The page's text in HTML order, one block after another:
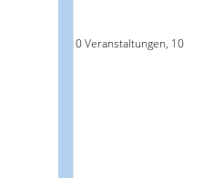
0 Veranstaltungen, 10